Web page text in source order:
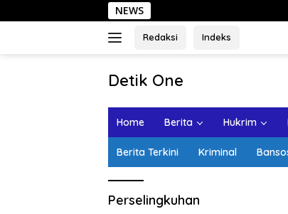
ke
NEWS
Redaksi Indeks
Detik One
Ungkap
Home Berita Hukrim
Berita Terkini Kriminal
Perselingkuhan